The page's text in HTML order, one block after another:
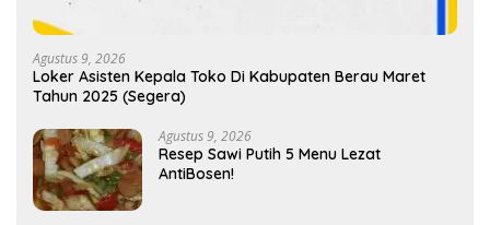
Agustus 9, 2026
Loker Asisten Kepala Toko Di Kabupaten Berau Maret
Tahun 2025 (Segera)
Agustus 9, 2026
Resep Sawi Putih 5 Menu Lezat
AntiBosen!